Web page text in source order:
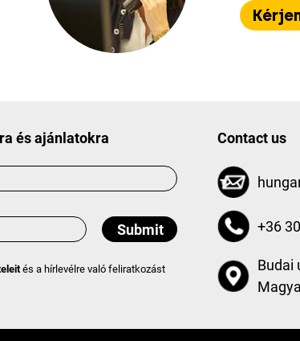
és ajánlatokra
és a hírlevélre való feliratkozást
Contact us
+36
Budai